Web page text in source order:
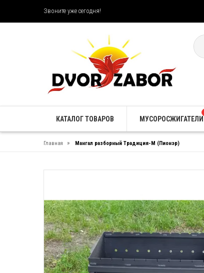
Звоните уже сегодня!
КАТАЛОГ ТОВАРОВ МУСОРОСЖИГАТЕЛИ
Главная » Мангал разборный Традиция-М (Пионэр)